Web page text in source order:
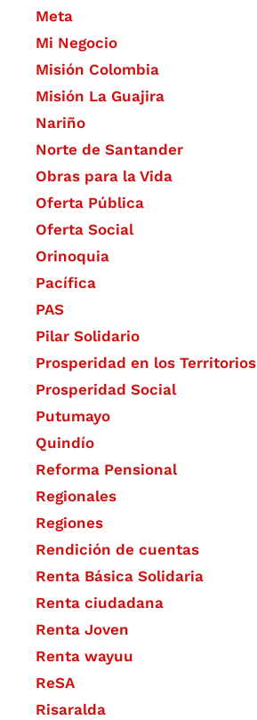
Meta
Mi Negocio
Misión Colombia
Misión La Guajira
Nariño
Norte de Santander
Obras para la Vida
Oferta Pública
Oferta Social​​
Orinoquia
Pacífica
PAS
Pilar Solidario
Prosperidad en los Territorios
Prosperidad Social
Putumayo
Quindío
Reforma Pensional
Regionales
Regiones
Rendición de cuentas
Renta Básica Solidaria
Renta ciudadana
Renta Joven
Renta wayuu
ReSA
Risaralda